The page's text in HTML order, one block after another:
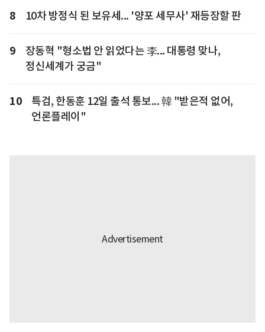
8 10차 방정식 된 보유세... '양포 세무사' 재등장할 판
9
장동혁 "형소법 안 읽었다는 李... 대통령 맞나,
정신세계가 궁금"
10
특검, 한동훈 12일 출석 통보... 韓 "받은적 없어,
언론플레이"